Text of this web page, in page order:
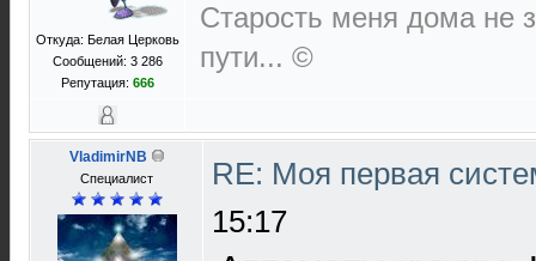
Откуда: Белая Церковь
Сообщений: 3 286
Репутация: 666
Старость меня дома не
пути... ©
VladimirNB
Специалист
RE: Моя первая
15:17